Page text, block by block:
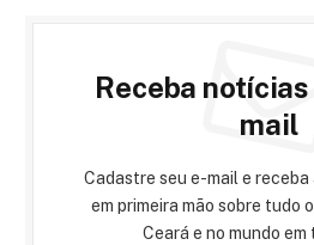
Receba notícias
mail
Cadastre seu e-mail e
em primeira mão sobre tudo
Ceará e no mundo em